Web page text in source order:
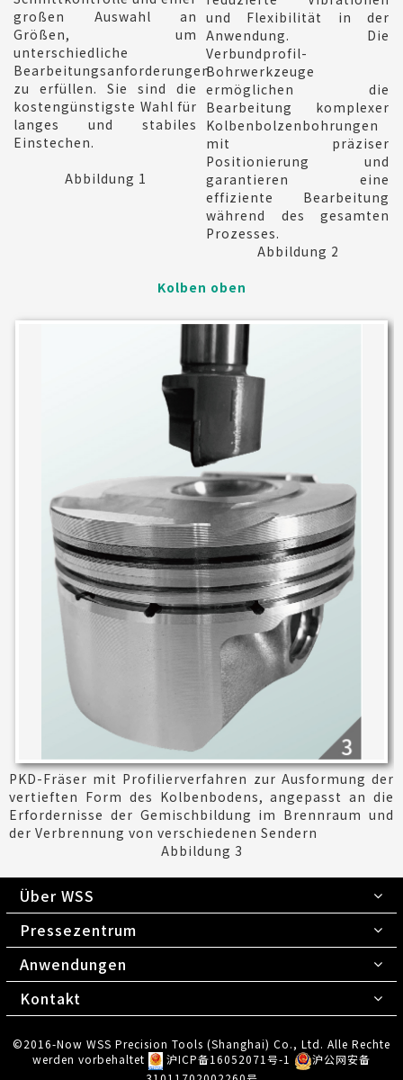
großen Auswahl an
Größen, um
unterschiedliche
Bearbeitungsanforderungen
zu erfüllen. Sie sind die
kostengünstigste Wahl für
langes und stabiles
Einstechen.
Abbildung 1
und Flexibilität in der
Anwendung. Die
Verbundprofil-
Bohrwerkzeuge
ermöglichen die
Bearbeitung komplexer
Kolbenbolzenbohrungen
mit präziser
Positionierung und
garantieren eine
effiziente Bearbeitung
während des gesamten
Prozesses.
Abbildung 2
Kolben oben
PKD-Fräser mit Profilierverfahren zur Ausformung der
vertieften Form des Kolbenbodens, angepasst an die
Erfordernisse der Gemischbildung im Brennraum und
der Verbrennung von verschiedenen Sendern
Abbildung 3
Über WSS
Pressezentrum
Anwendungen
Kontakt
©2016-Now WSS Precision Tools (Shanghai) Co., Ltd. Alle Rechte
werden vorbehaltet
沪ICP备16052071号-1
沪公网安备